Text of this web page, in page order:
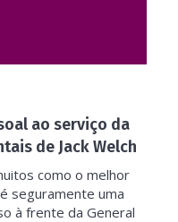
ao serviço da
de Jack Welch
como o melhor
seguramente uma
à frente da General